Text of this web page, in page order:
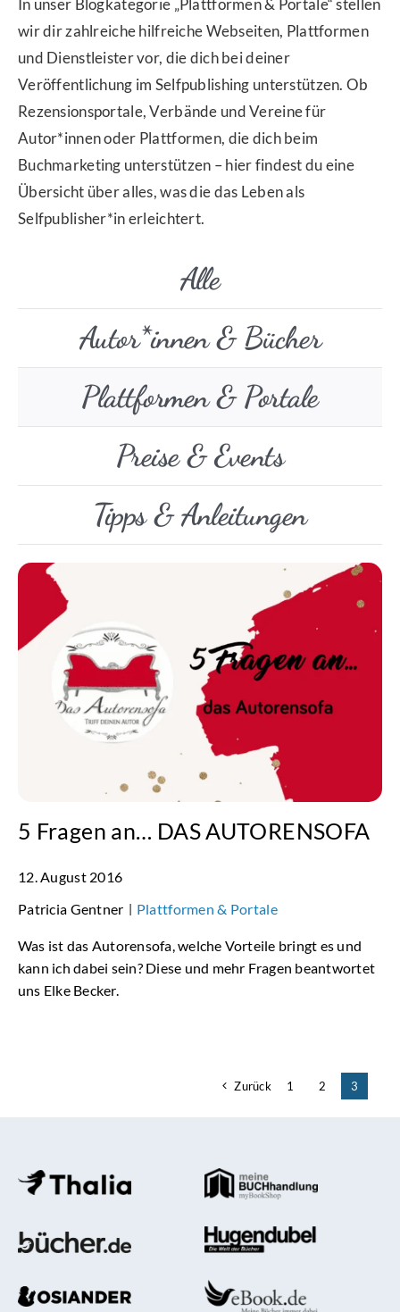
In unser Blogkategorie „Plattformen & Portale“ stellen
wir dir zahlreiche hilfreiche Webseiten, Plattformen
und Dienstleister vor, die dich bei deiner
Veröffentlichung im Selfpublishing unterstützen. Ob
Rezensionsportale, Verbände und Vereine für
Autor*innen oder Plattformen, die dich beim
Buchmarketing unterstützen – hier findest du eine
Übersicht über alles, was die das Leben als
Selfpublisher*in erleichtert.
Alle
Autor*innen & Bücher
Plattformen & Portale
Preise & Events
Tipps & Anleitungen
5 Fragen an… DAS AUTORENSOFA
12. August 2016
Patricia Gentner | Plattformen & Portale
Was ist das Autorensofa, welche Vorteile bringt es und
kann ich dabei sein? Diese und mehr Fragen beantwortet
uns Elke Becker.
Zurück 1 2 3